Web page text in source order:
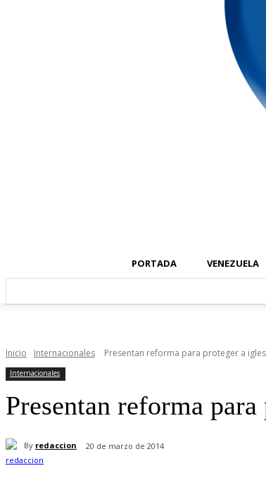
PORTADA VENEZUELA
Inicio Internacionales Presentan reforma para proteger a
Internacionales
Presentan reforma
By redaccion 20 de marzo de 2014